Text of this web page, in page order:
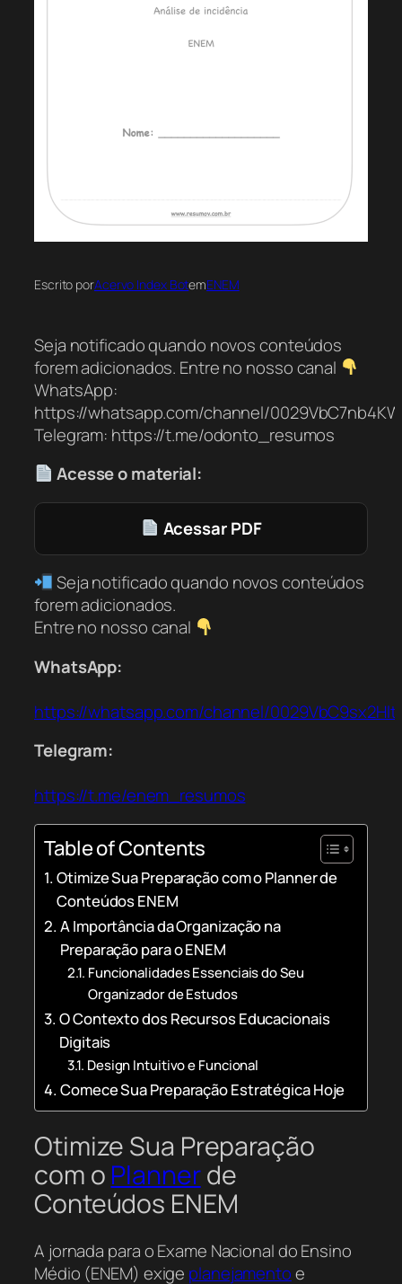
Escrito porAcervo Index BotemENEM
Seja notificado quando novos conteúdos
forem adicionados. Entre no nosso canal
WhatsApp:
https://whatsapp.com/channel/
Telegram: https://t.me/odonto_resumos
Acesse o material:
Acessar PDF
Seja notificado quando novos conteúdos
forem adicionados.
Entre no nosso canal
WhatsApp:
https://whatsapp.com/channel/
Telegram:
https://t.me/enem_resumos
Table of Contents
Otimize Sua Preparação com o Planner de
Conteúdos ENEM
A Importância da Organização na
Preparação para o ENEM
Funcionalidades Essenciais do Seu
Organizador de Estudos
O Contexto dos Recursos Educacionais
Digitais
Design Intuitivo e Funcional
Comece Sua Preparação Estratégica Hoje
Otimize Sua Preparação
com o Plannerde
Conteúdos ENEM
A jornada para o Exame Nacional do Ensino
Médio (ENEM) exige planejamentoe